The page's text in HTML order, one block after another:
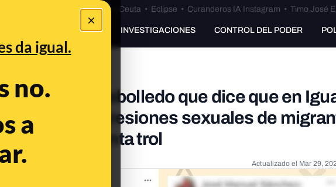
×
da igual.
no.
a
Especial Ceuta•Bulos Ceuta • Eclipse • Curanderos IA Instagram • Timo José
PREBUNKING INVESTIGACIONES CONTROL DEL PODER
de Jacinta Rebolledo que dice que en
las agresiones sexuales de
es una cuenta trol
Actualizado el Mar 29,